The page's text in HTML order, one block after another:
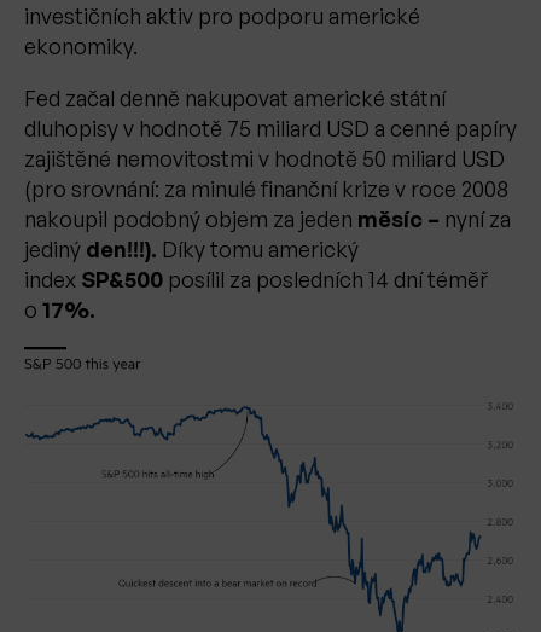
investičních aktiv pro podporu americké
ekonomiky.
Fed začal denně nakupovat americké státní
dluhopisy v hodnotě 75 miliard USD a cenné papíry
zajištěné nemovitostmi v hodnotě 50 miliard USD
(pro srovnání: za minulé finanční krize v roce 2008
nakoupil podobný objem za jeden měsíc – nyní za
jediný den!!!). Díky tomu americký
index SP&500 posílil za posledních 14 dní téměř
o 17%.